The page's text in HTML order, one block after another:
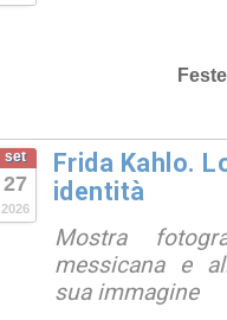
Feste
set
27
2026
Frida Kahlo.
identità
Mostra
messicana e
sua immagine